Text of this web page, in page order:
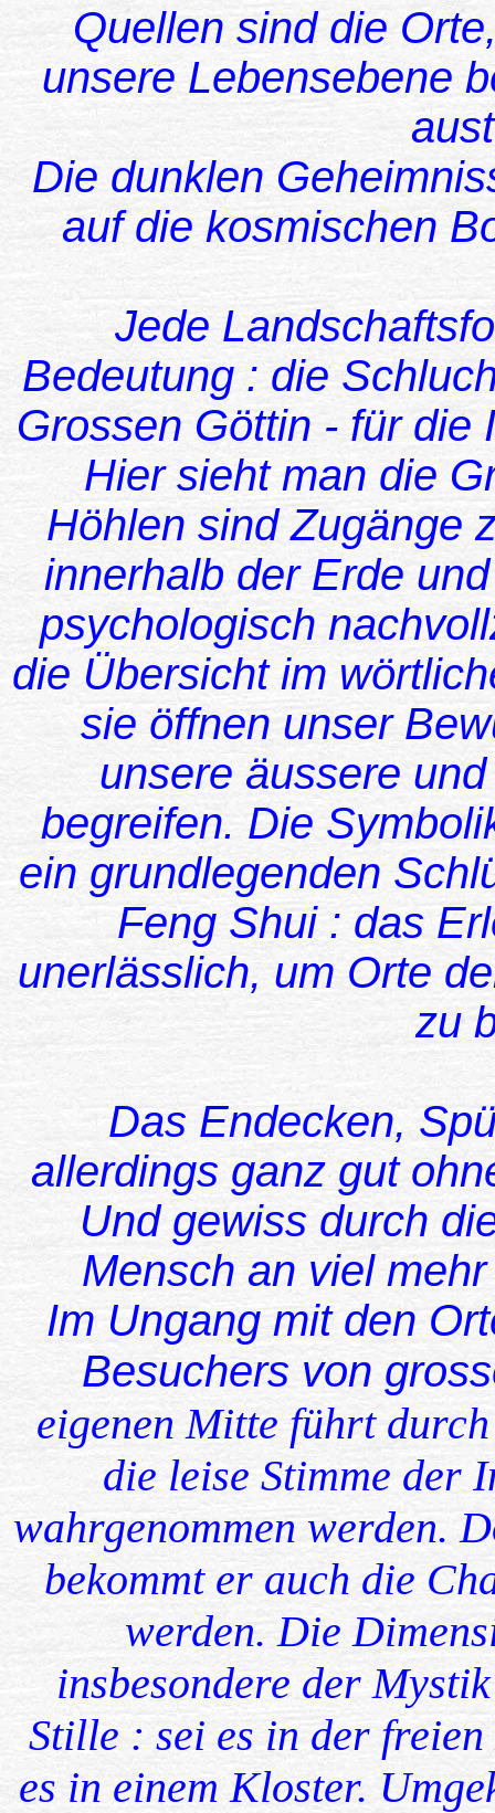
Quellen sind die
unsere Lebensebene
Die dunklen
auf die kosmischen
Jede
Bedeutung : die
Grossen Göttin - für die
Hier sieht man die
Höhlen sind Zugänge
innerhalb der Erde
psychologisch
die Übersicht im
sie öffnen unser
unsere äussere
begreifen. Die
ein grundlegenden
Feng Shui : das
unerlässlich, um Orte
zu
Das Endecken,
allerdings ganz gut
Und gewiss durch
Mensch an viel
Im Ungang mit den
Besuchers von
eigenen Mitte führt
die leise Stimme der
wahrgenommen werden.
bekommt er auch die
werden. Die
insbesondere der
Stille : sei es in der
es in einem Kloster.